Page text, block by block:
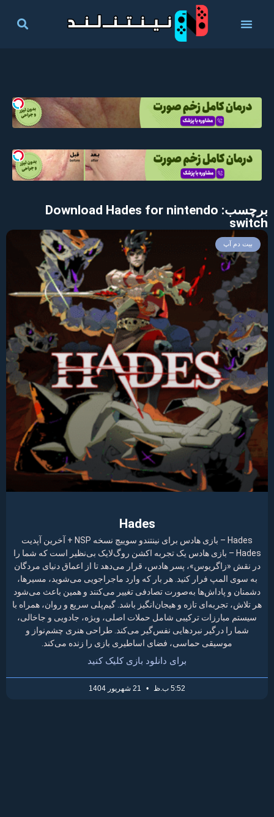
برچسب: Download Hades for nintendo
switch
بیت دم آپ
Hades
Hades – بازی هادس برای نینتندو سوییچ نسخه NSP + آخرین آپدیت
Hades – بازی هادس یک تجربه اکشن روگ‌لایک بی‌نظیر است که شما را
در نقش «زاگریوس»، پسر هادس، قرار می‌دهد تا از اعماق دنیای مردگان
به سوی المپ فرار کنید. هر بار که وارد ماجراجویی می‌شوید، مسیرها،
دشمنان و پاداش‌ها به‌صورت تصادفی تغییر می‌کنند و همین باعث می‌شود
هر تلاش، تجربه‌ای تازه و هیجان‌انگیز باشد. گیم‌پلی سریع و روان، همراه با
سیستم مبارزات ترکیبی شامل حملات اصلی، ویژه، جادویی و جاخالی،
شما را درگیر نبردهایی نفس‌گیر می‌کند. طراحی هنری چشم‌نواز و
موسیقی حماسی، فضای اساطیری بازی را زنده می‌کند.
برای دانلود بازی کلیک کنید
5:52 ب.ظ